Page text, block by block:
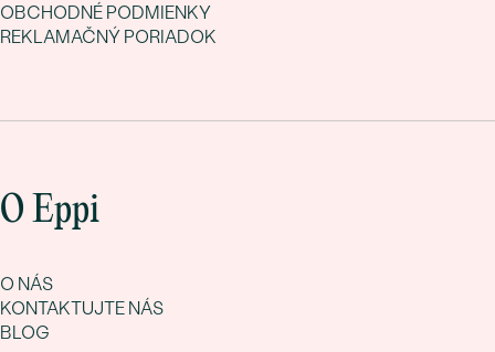
OBCHODNÉ PODMIENKY
REKLAMAČNÝ PORIADOK
O Eppi
O NÁS
KONTAKTUJTE NÁS
BLOG